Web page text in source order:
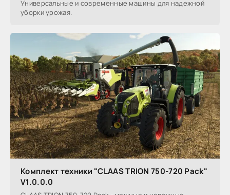
Универсальные и современные машины для надежной
уборки урожая.
Комплект техники "CLAAS TRION 750-720 Pack"
V1.0.0.0